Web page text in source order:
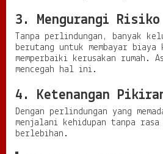
3. Mengurangi Risiko
Tanpa perlindungan, banyak
berutang untuk membayar biaya
memperbaiki kerusakan rumah.
mencegah hal ini.
4. Ketenangan
Dengan perlindungan yang
menjalani kehidupan tanpa
berlebihan.